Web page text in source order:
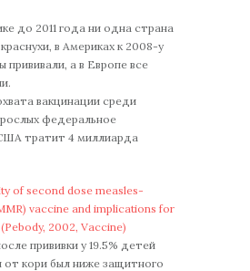
до 2011 года ни одна страна
в Америках к 2008-у
прививали, а в Европе все
вакцинации среди
федеральное
тратит 4 миллиарда
of second dose measles-
vaccine and implications for
2002, Vaccine)
прививки у 19.5% детей
от кори был ниже защитного